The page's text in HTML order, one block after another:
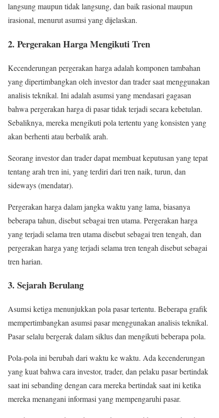
langsung maupun tidak langsung, dan baik rasional maupun
irasional, menurut asumsi yang dijelaskan.
2. Pergerakan Harga Mengikuti Tren
Kecenderungan pergerakan harga adalah komponen tambahan
yang dipertimbangkan oleh investor dan trader saat menggunakan
analisis teknikal. Ini adalah asumsi yang mendasari gagasan
bahwa pergerakan harga di pasar tidak terjadi secara kebetulan.
Sebaliknya, mereka mengikuti pola tertentu yang konsisten yang
akan berhenti atau berbalik arah.
Seorang investor dan trader dapat membuat keputusan yang tepat
tentang arah tren ini, yang terdiri dari tren naik, turun, dan
sideways (mendatar).
Pergerakan harga dalam jangka waktu yang lama, biasanya
beberapa tahun, disebut sebagai tren utama. Pergerakan harga
yang terjadi selama tren utama disebut sebagai tren tengah, dan
pergerakan harga yang terjadi selama tren tengah disebut sebagai
tren harian.
3. Sejarah Berulang
Asumsi ketiga menunjukkan pola pasar tertentu. Beberapa grafik
mempertimbangkan asumsi pasar menggunakan analisis teknikal.
Pasar selalu bergerak dalam siklus dan mengikuti beberapa pola.
Pola-pola ini berubah dari waktu ke waktu. Ada kecenderungan
yang kuat bahwa cara investor, trader, dan pelaku pasar bertindak
saat ini sebanding dengan cara mereka bertindak saat ini ketika
mereka menangani informasi yang mempengaruhi pasar.